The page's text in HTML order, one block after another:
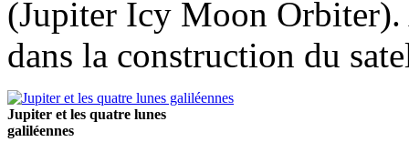
(Jupiter Icy Moon Orbiter).
dans la construction du
Jupiter et les quatre lunes
galiléennes